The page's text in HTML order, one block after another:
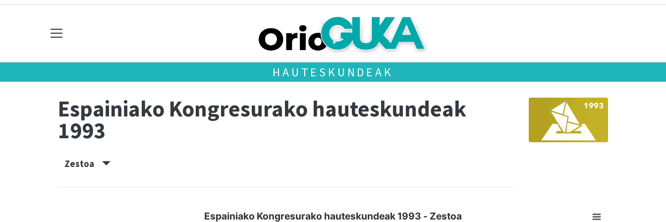
HAUTESKUNDEAK
Espainiako Kongresurako hauteskundeak
1993
Zestoa
Espainiako Kongresurako hauteskundeak 1993 - Zestoa